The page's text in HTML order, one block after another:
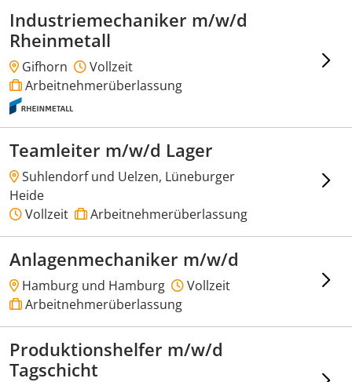
Industriemechaniker m/w/d
Rheinmetall
Gifhorn
Vollzeit
Arbeitnehmerüberlassung
Teamleiter m/w/d Lager
Suhlendorf und Uelzen, Lüneburger
Heide
Vollzeit
Arbeitnehmerüberlassung
Anlagenmechaniker m/w/d
Hamburg und Hamburg
Vollzeit
Arbeitnehmerüberlassung
Produktionshelfer m/w/d
Tagschicht